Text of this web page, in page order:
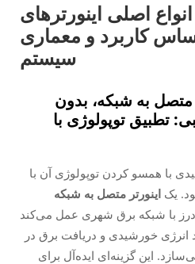
اصلی اینورترهای
کاربرد و معماری
سیستم
به شبکه، بدون
تطبیق توپولوژی با
با همسو کردن توپولوژی آن با
یک اینورتر متصل به شبکه
با شبکه برق شهری عمل می‌کند
انرژی خورشیدی و دریافت برق در
این گزینه‌ای ایده‌آل برای